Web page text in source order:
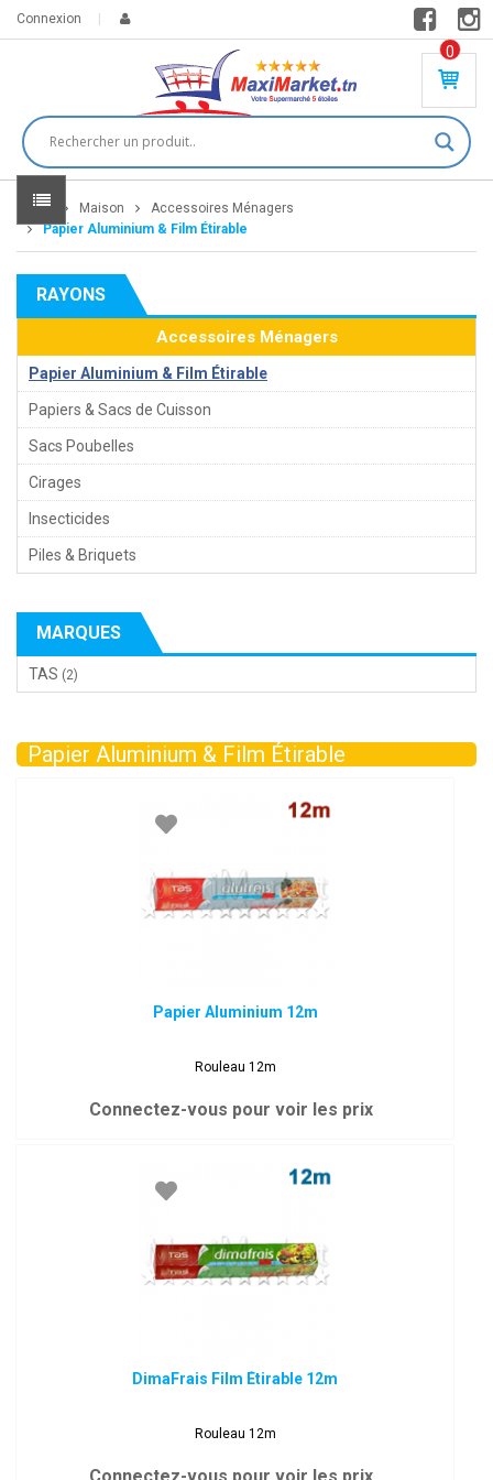
Connexion
0
PR
DU
IT(
S)
Home Maison
Accessoires Ménagers
Papier Aluminium & Film Étirable
RAYONS
Accessoires Ménagers
Papier Aluminium & Film Étirable
Papiers & Sacs de Cuisson
Sacs Poubelles
Cirages
Insecticides
Piles & Briquets
MARQUES
TAS (2)
Papier Aluminium & Film Étirable
Papier Aluminium 12m
Rouleau 12m
Connectez-vous pour voir les prix
DimaFrais Film Étirable 12m
Rouleau 12m